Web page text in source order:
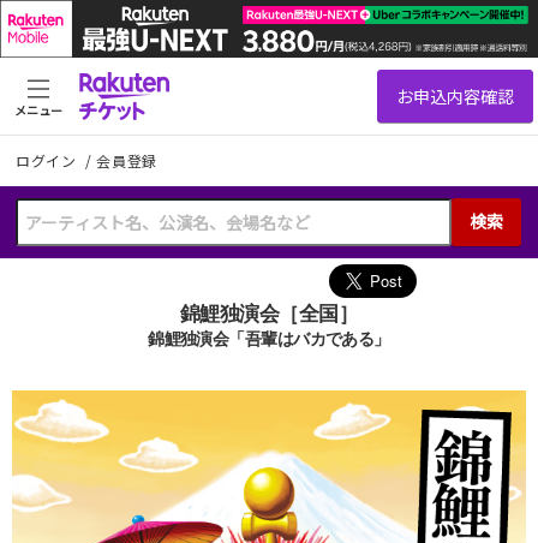
ログイン /会員登録
検索
メニュー
錦鯉独演会［全国］
錦鯉独演会「吾輩はバカである」